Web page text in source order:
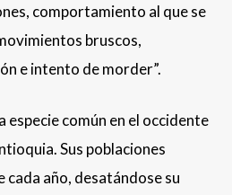
comportamiento al que se
bruscos,
e intento de morder”.
especie común en el occidente
Sus poblaciones
cada año, desatándose su